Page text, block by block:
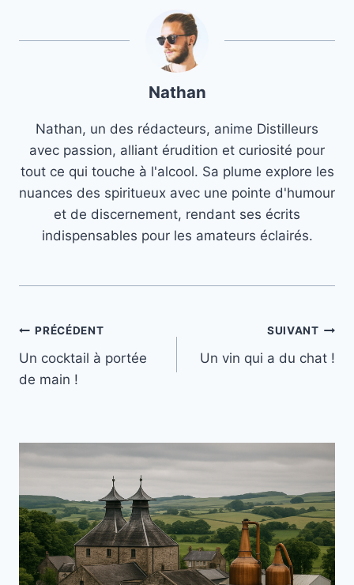
Nathan
Nathan, un des rédacteurs, anime Distilleurs
avec passion, alliant érudition et curiosité pour
tout ce qui touche à l'alcool. Sa plume explore les
nuances des spiritueux avec une pointe d'humour
et de discernement, rendant ses écrits
indispensables pour les amateurs éclairés.
Navigation
de
PRÉCÉDENT
Un cocktail à portée
de main !
SUIVANT
Un vin qui a du chat !